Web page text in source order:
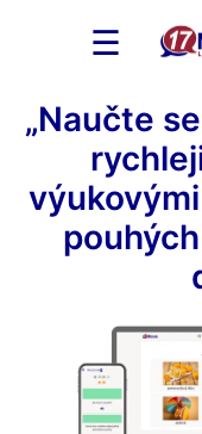
☰
„Naučte